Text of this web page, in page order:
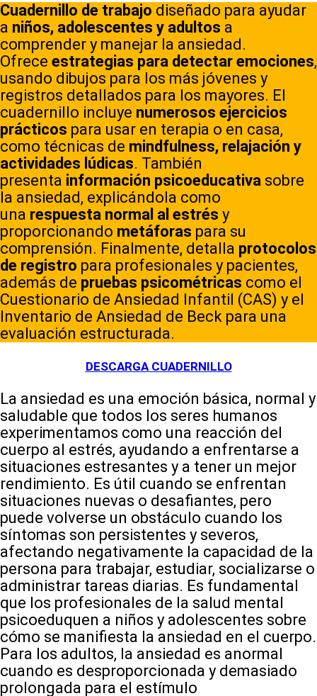
Cuadernillo de trabajo diseñado para ayudar
a niños, adolescentes y adultos a
comprender y manejar la ansiedad.
Ofrece estrategias para detectar emociones,
usando dibujos para los más jóvenes y
registros detallados para los mayores. El
cuadernillo incluye numerosos ejercicios
prácticos para usar en terapia o en casa,
como técnicas de mindfulness, relajación y
actividades lúdicas. También
presenta información psicoeducativa sobre
la ansiedad, explicándola como
una respuesta normal al estrés y
proporcionando metáforas para su
comprensión. Finalmente, detalla protocolos
de registro para profesionales y pacientes,
además de pruebas psicométricas como el
Cuestionario de Ansiedad Infantil (CAS) y el
Inventario de Ansiedad de Beck para una
evaluación estructurada.
DESCARGA CUADERNILLO
La ansiedad es una emoción básica, normal y
saludable que todos los seres humanos
experimentamos como una reacción del
cuerpo al estrés, ayudando a enfrentarse a
situaciones estresantes y a tener un mejor
rendimiento. Es útil cuando se enfrentan
situaciones nuevas o desafiantes, pero
puede volverse un obstáculo cuando los
síntomas son persistentes y severos,
afectando negativamente la capacidad de la
persona para trabajar, estudiar, socializarse o
administrar tareas diarias. Es fundamental
que los profesionales de la salud mental
psicoeduquen a niños y adolescentes sobre
cómo se manifiesta la ansiedad en el cuerpo.
Para los adultos, la ansiedad es anormal
cuando es desproporcionada y demasiado
prolongada para el estímulo